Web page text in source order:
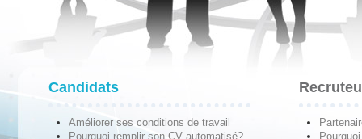
Candidats
Améliorer ses conditions de travail
Pourquoi remplir son CV automatisé?